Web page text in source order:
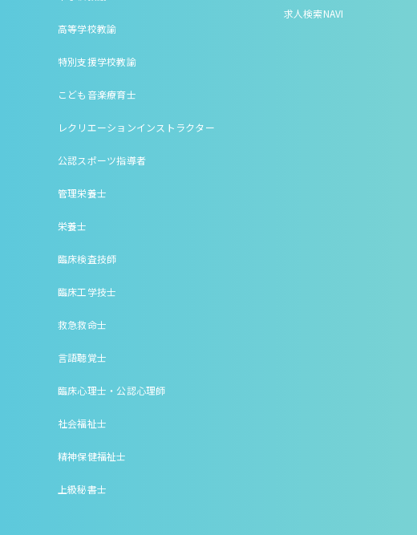
高等学校教諭
特別支援学校教諭
こども音楽療育士
レクリエーションインストラクター
公認スポーツ指導者
管理栄養士
栄養士
臨床検査技師
臨床工学技士
救急救命士
言語聴覚士
臨床心理士・公認心理師
社会福祉士
精神保健福祉士
上級秘書士
求人検索NAVI